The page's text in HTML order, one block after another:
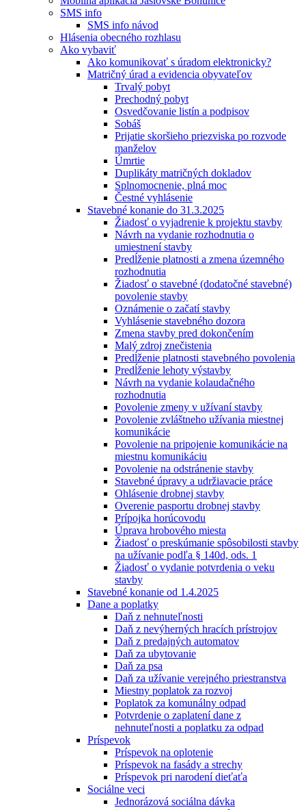
SMS info
SMS info návod
Hlásenia obecného rozhlasu
Ako vybaviť
Ako komunikovať s úradom elektronicky?
Matričný úrad a evidencia obyvateľov
Trvalý pobyt
Prechodný pobyt
Osvedčovanie listín a podpisov
Sobáš
Prijatie skoršieho priezviska po rozvode
manželov
Úmrtie
Duplikáty matričných dokladov
Splnomocnenie, plná moc
Čestné vyhlásenie
Stavebné konanie do 31.3.2025
Žiadosť o vyjadrenie k projektu stavby
Návrh na vydanie rozhodnutia o
umiestnení stavby
Predĺženie platnosti a zmena územného
rozhodnutia
Žiadosť o stavebné (dodatočné stavebné)
povolenie stavby
Oznámenie o začatí stavby
Vyhlásenie stavebného dozora
Zmena stavby pred dokončením
Malý zdroj znečistenia
Predĺženie platnosti stavebného povolenia
Predĺženie lehoty výstavby
Návrh na vydanie kolaudačného
rozhodnutia
Povolenie zmeny v užívaní stavby
Povolenie zvláštneho užívania miestnej
komunikácie
Povolenie na pripojenie komunikácie na
miestnu komunikáciu
Povolenie na odstránenie stavby
Stavebné úpravy a udržiavacie práce
Ohlásenie drobnej stavby
Overenie pasportu drobnej stavby
Prípojka horúcovodu
Úprava hrobového miesta
Žiadosť o preskúmanie spôsobilosti stavby
na užívanie podľa § 140d, ods. 1
Žiadosť o vydanie potvrdenia o veku
stavby
Stavebné konanie od 1.4.2025
Dane a poplatky
Daň z nehnuteľnosti
Daň z nevýherných hracích prístrojov
Daň z predajných automatov
Daň za ubytovanie
Daň za psa
Daň za užívanie verejného priestranstva
Miestny poplatok za rozvoj
Poplatok za komunálny odpad
Potvrdenie o zaplatení dane z
nehnuteľnosti a poplatku za odpad
Príspevok
Príspevok na oplotenie
Príspevok na fasády a strechy
Príspevok pri narodení dieťaťa
Sociálne veci
Jednorázová sociálna dávka